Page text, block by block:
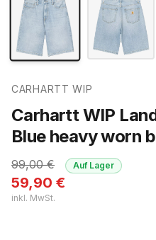
CARHARTT WIP
Carhartt WIP
Blue heavy worn
99,00€
59,90 €
inkl. MwSt.
Auf Lager